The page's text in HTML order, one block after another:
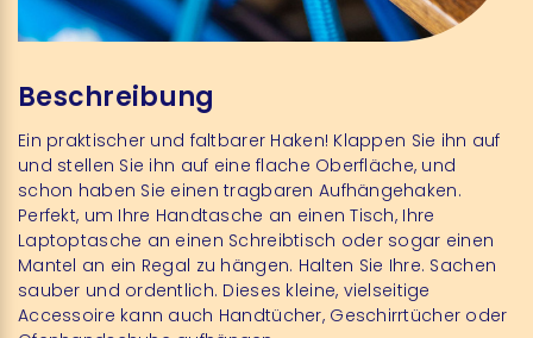
Beschreibung
Ein praktischer und faltbarer Haken! Klappen Sie ihn auf
und stellen Sie ihn auf eine flache Oberfläche, und
schon haben Sie einen tragbaren Aufhängehaken.
Perfekt, um Ihre Handtasche an einen Tisch, Ihre
Laptoptasche an einen Schreibtisch oder sogar einen
Mantel an ein Regal zu hängen. Halten Sie Ihre. Sachen
sauber und ordentlich. Dieses kleine, vielseitige
Accessoire kann auch Handtücher, Geschirrtücher oder